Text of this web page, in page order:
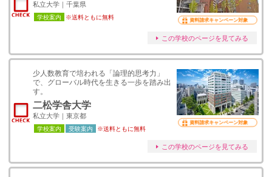
私立大学｜千葉県
学校案内 ※送料ともに無料 資料請求キャンペーン対象
この学校のページを見てみる
少人数教育で培われる「論理的思考力」
で、グローバル時代を生きる一歩を踏み出
す。
二松学舎大学
私立大学｜東京都
学校案内 受験案内 ※送料ともに無料
資料請求キャンペーン対象
この学校のページを見てみる